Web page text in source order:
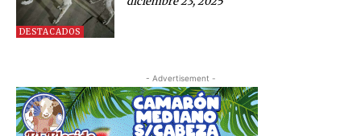
DESTACADOS
- Advertisement -